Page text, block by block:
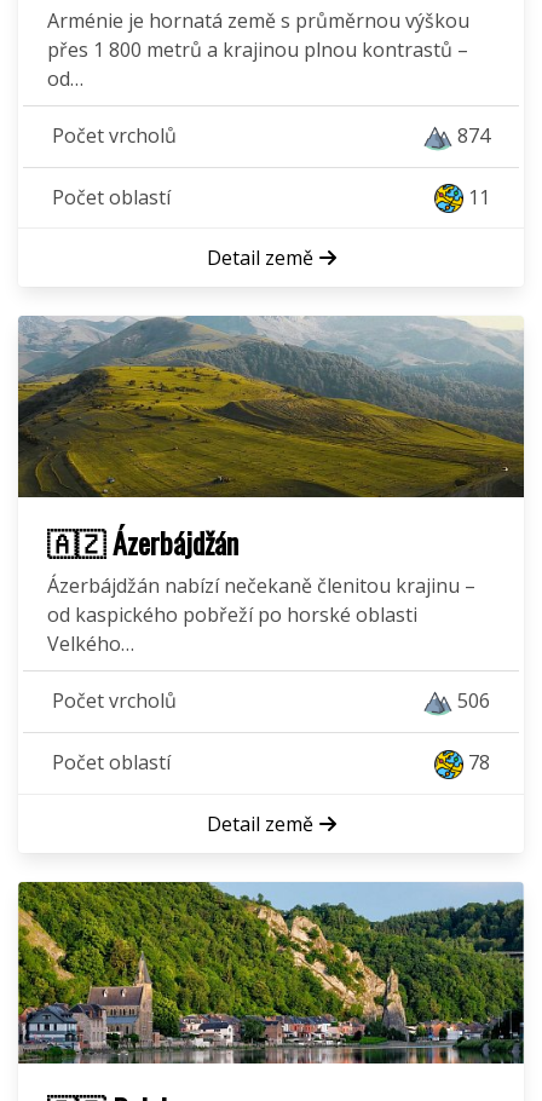
Arménie je hornatá země s průměrnou výškou
přes 1 800 metrů a krajinou plnou kontrastů –
od…
Počet vrcholů 874
Počet oblastí 11
Detail země
🇦🇿 Ázerbájdžán
Ázerbájdžán nabízí nečekaně členitou krajinu –
od kaspického pobřeží po horské oblasti
Velkého…
Počet vrcholů 506
Počet oblastí 78
Detail země